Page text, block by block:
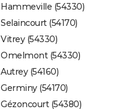
Hammeville (54330)
Selaincourt (54170)
Vitrey (54330)
Omelmont (54330)
Autrey (54160)
Germiny (54170)
Gézoncourt (54380)